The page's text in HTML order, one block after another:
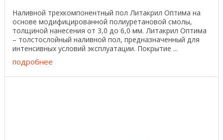
Наливной трехкомпонентный пол Литакрил Оптима на
основе модифицированной полиуретановой смолы,
толщиной нанесения от 3,0 до 6,0 мм. Литакрил Оптима
– толстослойный наливной пол, предназначенный для
интенсивных условий эксплуатации. Покрытие ...
подробнее